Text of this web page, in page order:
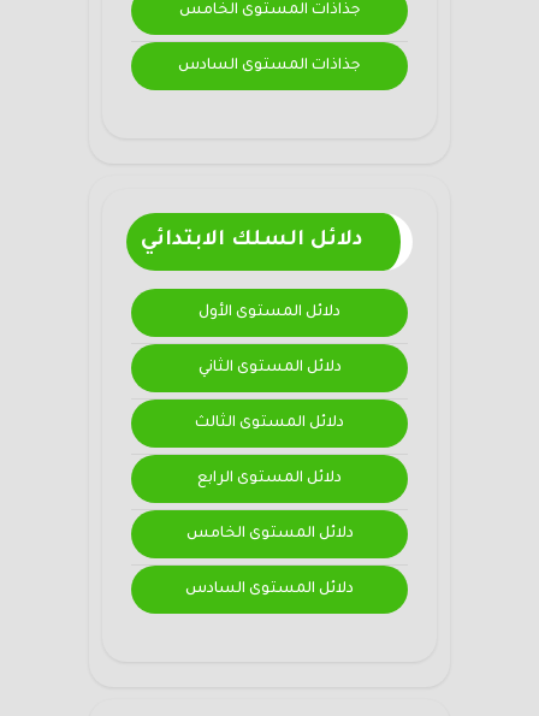
جذاذات المستوى الخامس
جذاذات المستوى السادس
دلائل السلك الابتدائي
دلائل المستوى الأول
دلائل المستوى الثاني
دلائل المستوى الثالث
دلائل المستوى الرابع
دلائل المستوى الخامس
دلائل المستوى السادس